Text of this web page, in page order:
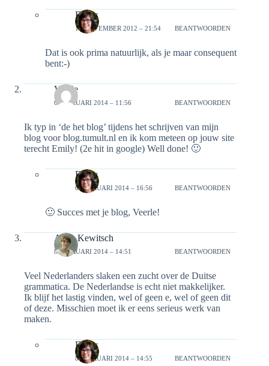
Emily
15 NOVEMBER 2012 – 21:54 BEANTWOORDEN
Dat is ook prima natuurlijk, als je maar consequent
bent:-)
Veerle
6 FEBRUARI 2014 – 11:56 BEANTWOORDEN
Ik typ in ‘de het blog’ tijdens het schrijven van mijn
blog voor blog.tumult.nl en ik kom meteen op jouw site
terecht Emily! (2e hit in google) Well done! 🙂
Emily
6 FEBRUARI 2014 – 16:56 BEANTWOORDEN
🙂 Succes met je blog, Veerle!
Anne Kewitsch
8 FEBRUARI 2014 – 14:51 BEANTWOORDEN
Veel Nederlanders slaken een zucht over de Duitse
grammatica. De Nederlandse is echt niet makkelijker.
Ik blijf het lastig vinden, wel of geen e, wel of geen dit
of deze. Misschien moet ik er eens serieus werk van
maken.
Emily
8 FEBRUARI 2014 – 14:55 BEANTWOORDEN